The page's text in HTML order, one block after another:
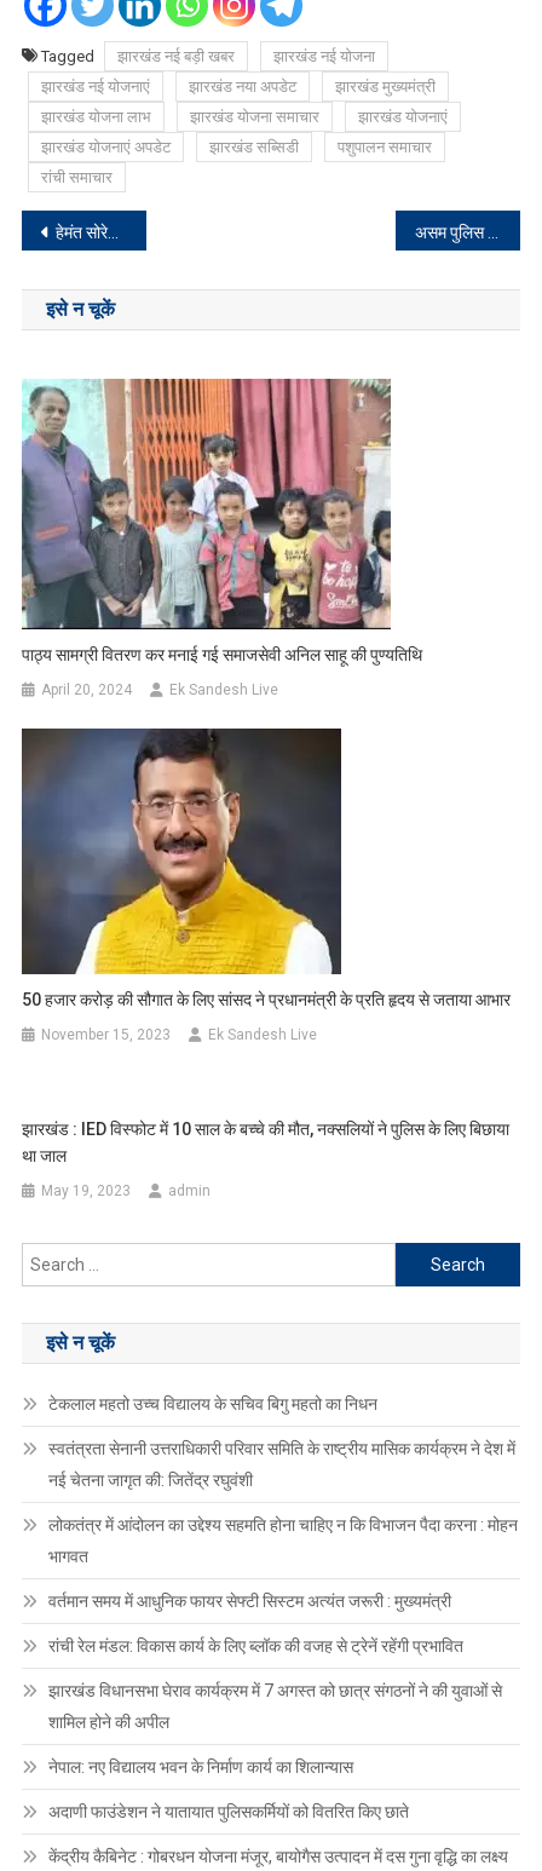
Tagged झारखंड नई बड़ी खबर
झारखंड नई योजना
झारखंड नई योजनाएं
झारखंड नया अपडेट
झारखंड मुख्यमंत्री
झारखंड योजना लाभ
झारखंड योजना समाचार
झारखंड योजनाएं
झारखंड योजनाएं अपडेट
झारखंड सब्सिडी
पशुपालन समाचार
रांची समाचार
Post
navigation
हेमंत सोरेन के जूता पॉलिस करते इस तस्वीर की पूरी सच्चाई, जानिए असम पुलिस ने युवा कांग्रेस के राष्ट्रीय अध्यक्ष बी वी श्रीनिवास को भेजा नोटिस, जानिए पूरा मामला
इसे न चूकें
पाठ्य सामग्री वितरण कर मनाई गई समाजसेवी अनिल साहू की पुण्यतिथि
April 20, 2024 Ek Sandesh Live
50 हजार करोड़ की सौगात के लिए सांसद ने प्रधानमंत्री के प्रति हृदय से जताया आभार
November 15, 2023 Ek Sandesh Live
झारखंड : IED विस्फोट में 10 साल के बच्चे की मौत, नक्सलियों ने पुलिस के लिए बिछाया
था जाल
May 19, 2023 admin
Search
for:
इसे न चूकें
टेकलाल महतो उच्च विद्यालय के सचिव बिगु महतो का निधन
स्वतंत्रता सेनानी उत्तराधिकारी परिवार समिति के राष्ट्रीय मासिक कार्यक्रम ने देश में
नई चेतना जागृत की: जितेंद्र रघुवंशी
लोकतंत्र में आंदोलन का उद्देश्य सहमति होना चाहिए न कि विभाजन पैदा करना : मोहन
भागवत
वर्तमान समय में आधुनिक फायर सेफ्टी सिस्टम अत्यंत जरूरी : मुख्यमंत्री
रांची रेल मंडल: विकास कार्य के लिए ब्लॉक की वजह से ट्रेनें रहेंगी प्रभावित
झारखंड विधानसभा घेराव कार्यक्रम में 7 अगस्त को छात्र संगठनों ने की युवाओं से
शामिल होने की अपील
नेपाल: नए विद्यालय भवन के निर्माण कार्य का शिलान्यास
अदाणी फाउंडेशन ने यातायात पुलिसकर्मियों को वितरित किए छाते
केंद्रीय कैबिनेट : गोबरधन योजना मंजूर, बायोगैस उत्पादन में दस गुना वृद्धि का लक्ष्य